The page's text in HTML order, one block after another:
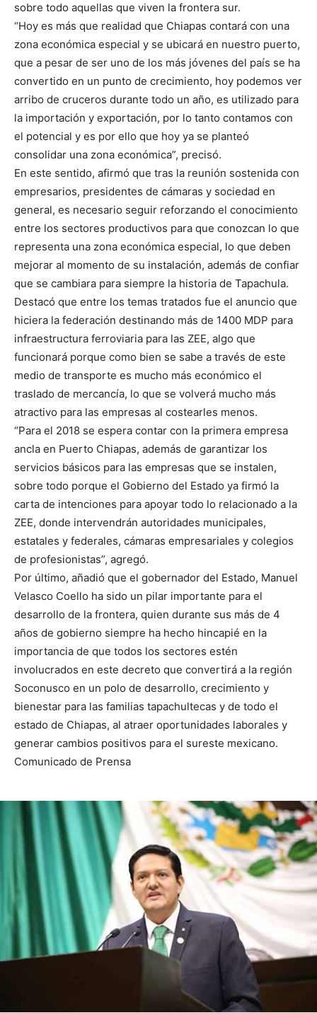
sobre todo aquellas que viven la frontera sur.
“Hoy es más que realidad que Chiapas contará con una
zona económica especial y se ubicará en nuestro puerto,
que a pesar de ser uno de los más jóvenes del país se ha
convertido en un punto de crecimiento, hoy podemos ver
arribo de cruceros durante todo un año, es utilizado para
la importación y exportación, por lo tanto contamos con
el potencial y es por ello que hoy ya se planteó
consolidar una zona económica”, precisó.
En este sentido, afirmó que tras la reunión sostenida con
empresarios, presidentes de cámaras y sociedad en
general, es necesario seguir reforzando el conocimiento
entre los sectores productivos para que conozcan lo que
representa una zona económica especial, lo que deben
mejorar al momento de su instalación, además de confiar
que se cambiara para siempre la historia de Tapachula.
Destacó que entre los temas tratados fue el anuncio que
hiciera la federación destinando más de 1400 MDP para
infraestructura ferroviaria para las ZEE, algo que
funcionará porque como bien se sabe a través de este
medio de transporte es mucho más económico el
traslado de mercancía, lo que se volverá mucho más
atractivo para las empresas al costearles menos.
“Para el 2018 se espera contar con la primera empresa
ancla en Puerto Chiapas, además de garantizar los
servicios básicos para las empresas que se instalen,
sobre todo porque el Gobierno del Estado ya firmó la
carta de intenciones para apoyar todo lo relacionado a la
ZEE, donde intervendrán autoridades municipales,
estatales y federales, cámaras empresariales y colegios
de profesionistas”, agregó.
Por último, añadió que el gobernador del Estado, Manuel
Velasco Coello ha sido un pilar importante para el
desarrollo de la frontera, quien durante sus más de 4
años de gobierno siempre ha hecho hincapié en la
importancia de que todos los sectores estén
involucrados en este decreto que convertirá a la región
Soconusco en un polo de desarrollo, crecimiento y
bienestar para las familias tapachultecas y de todo el
estado de Chiapas, al atraer oportunidades laborales y
generar cambios positivos para el sureste mexicano.
Comunicado de Prensa